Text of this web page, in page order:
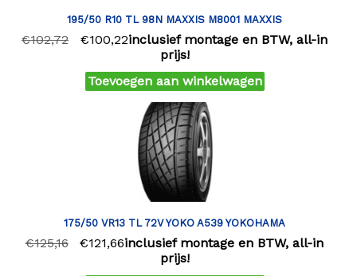
195/50 R10 TL 98N MAXXIS M8001 MAXXIS
€102,72 €100,22inclusief montage en BTW, all-in
prijs!
Toevoegen aan winkelwagen
175/50 VR13 TL 72V YOKO A539 YOKOHAMA
€125,16 €121,66inclusief montage en BTW, all-in
prijs!